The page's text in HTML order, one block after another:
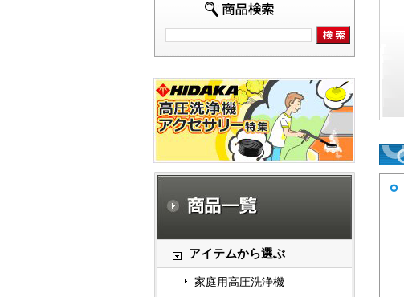
アイテムから選ぶ
家庭用高圧洗浄機